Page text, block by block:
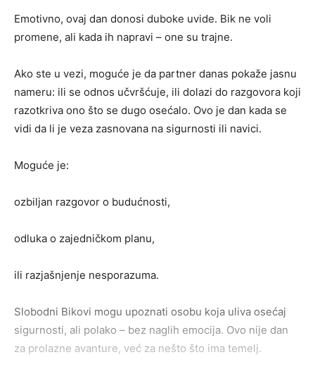
Emotivno, ovaj dan donosi duboke uvide. Bik ne voli
promene, ali kada ih napravi – one su trajne.
Ako ste u vezi, moguće je da partner danas pokaže jasnu
nameru: ili se odnos učvršćuje, ili dolazi do razgovora koji
razotkriva ono što se dugo osećalo. Ovo je dan kada se
vidi da li je veza zasnovana na sigurnosti ili navici.
Moguće je:
ozbiljan razgovor o budućnosti,
odluka o zajedničkom planu,
ili razjašnjenje nesporazuma.
Slobodni Bikovi mogu upoznati osobu koja uliva osećaj
sigurnosti, ali polako – bez naglih emocija. Ovo nije dan
za prolazne avanture, već za nešto što ima temelj.